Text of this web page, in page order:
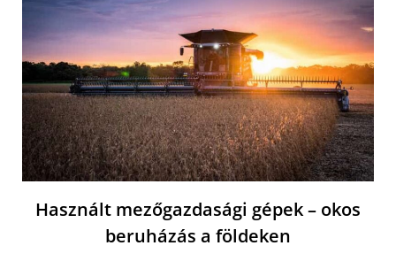
Használt mezőgazdasági gépek – okos
beruházás a földeken